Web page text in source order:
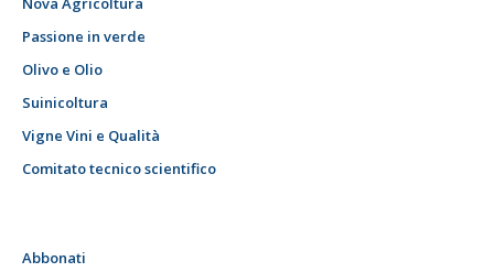
Passione in verde
Olivo e Olio
Suinicoltura
Vigne Vini e Qualità
Comitato tecnico scientifico
Abbonati